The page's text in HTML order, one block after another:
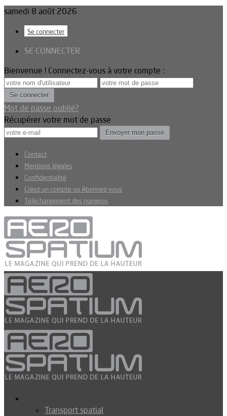
samedi 8 août 2026
Se connecter
SE CONNECTER
Bienvenue ! Connectez-vous à votre compte :
Mot de passe oublié?
Récupérer votre mot de passe
Contact
Mentions légales
Confidentialité
Créez un compte ou Abonnez-vous
Téléchargement des numéros
Transport spatial